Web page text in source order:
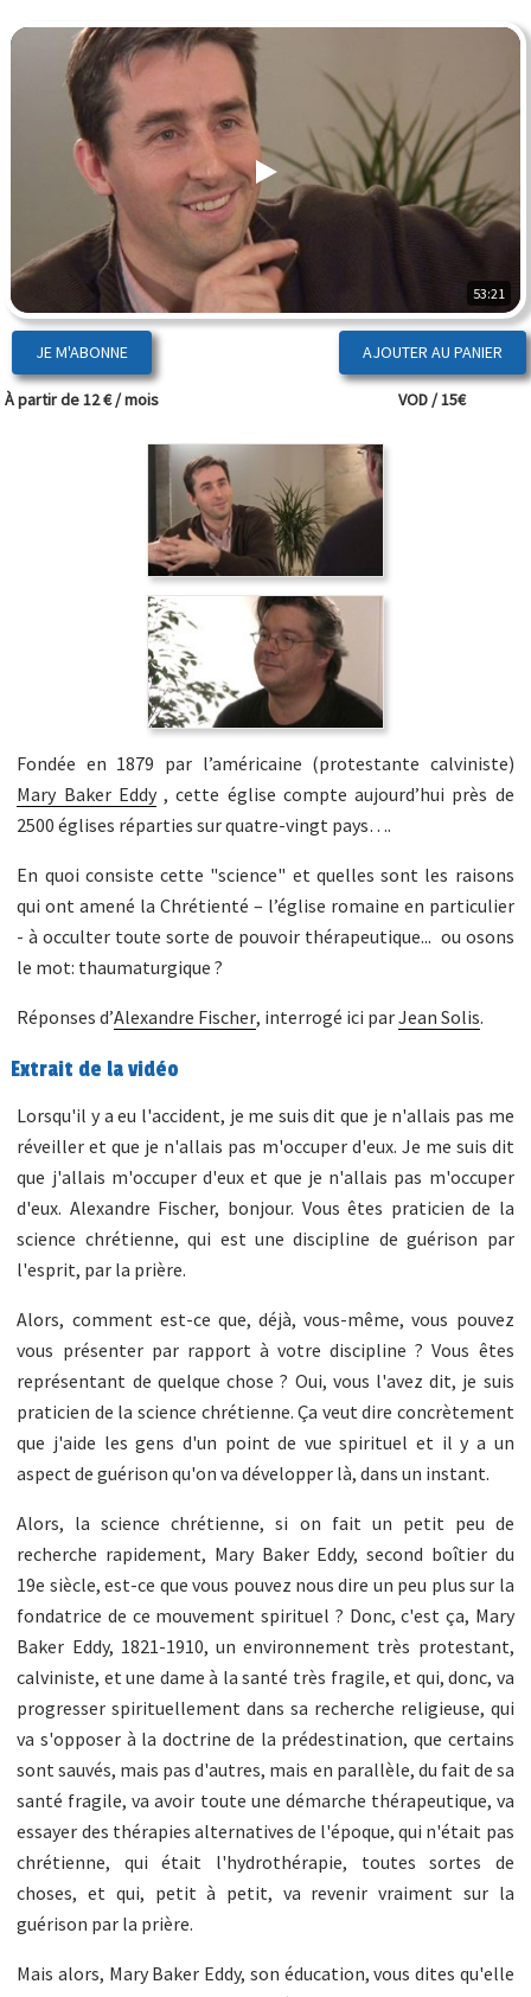
53:21
JE M'ABONNE
À partir de 12 € / mois VOD / 15€
Fondée en 1879 par l’américaine (protestante calviniste)
Mary Baker Eddy, cette église compte aujourd’hui près de
2500 églises réparties sur quatre-vingt pays….
En quoi consiste cette "science" et quelles sont les raisons
qui ont amené la Chrétienté – l’église romaine en particulier
- à occulter toute sorte de pouvoir thérapeutique... ou osons
le mot: thaumaturgique ?
Réponses d’Alexandre Fischer, interrogé ici parJean Solis.
Extrait de la vidéo
Lorsqu'il y a eu l'accident, je me suis dit que je n'allais pas me
réveiller et que je n'allais pas m'occuper d'eux. Je me suis dit
que j'allais m'occuper d'eux et que je n'allais pas m'occuper
d'eux. Alexandre Fischer, bonjour. Vous êtes praticien de la
science chrétienne, qui est une discipline de guérison par
l'esprit, par la prière.
Alors, comment est-ce que, déjà, vous-même, vous pouvez
vous présenter par rapport à votre discipline ? Vous êtes
représentant de quelque chose ? Oui, vous l'avez dit, je suis
praticien de la science chrétienne. Ça veut dire concrètement
que j'aide les gens d'un point de vue spirituel et il y a un
aspect de guérison qu'on va développer là, dans un instant.
Alors, la science chrétienne, si on fait un petit peu de
recherche rapidement, Mary Baker Eddy, second boîtier du
19e siècle, est-ce que vous pouvez nous dire un peu plus sur la
fondatrice de ce mouvement spirituel ? Donc, c'est ça, Mary
Baker Eddy, 1821-1910, un environnement très protestant,
calviniste, et une dame à la santé très fragile, et qui, donc, va
progresser spirituellement dans sa recherche religieuse, qui
va s'opposer à la doctrine de la prédestination, que certains
sont sauvés, mais pas d'autres, mais en parallèle, du fait de sa
santé fragile, va avoir toute une démarche thérapeutique, va
essayer des thérapies alternatives de l'époque, qui n'était pas
chrétienne, qui était l'hydrothérapie, toutes sortes de
choses, et qui, petit à petit, va revenir vraiment sur la
guérison par la prière.
Mais alors, Mary Baker Eddy, son éducation, vous dites qu'elle